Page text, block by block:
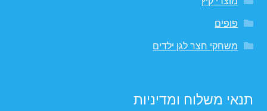
פופים
משחקי חצר לגן ילדים
תנאי משלוח ומדיניות